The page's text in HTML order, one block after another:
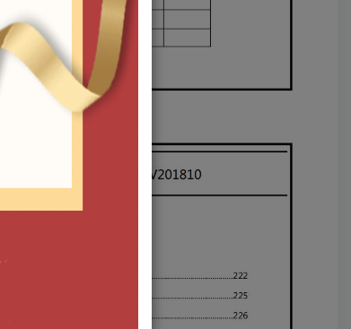
八角亭古典建筑白模SU模型 素材ID0102080003